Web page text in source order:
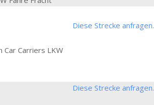
Diese Strecke anfragen.
Car Carriers LKW
Diese Strecke anfragen.